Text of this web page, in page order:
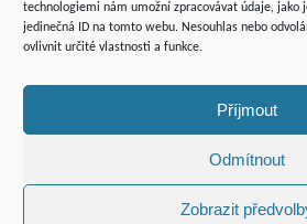
technologiemi nám umožní zpracovávat údaje, jako
jedinečná ID na tomto webu. Nesouhlas nebo
ovlivnit určité vlastnosti a funkce.
Příjmout
Odmítnout
Zobrazit
Žďár nad Sázavou,
+420 566 690 135